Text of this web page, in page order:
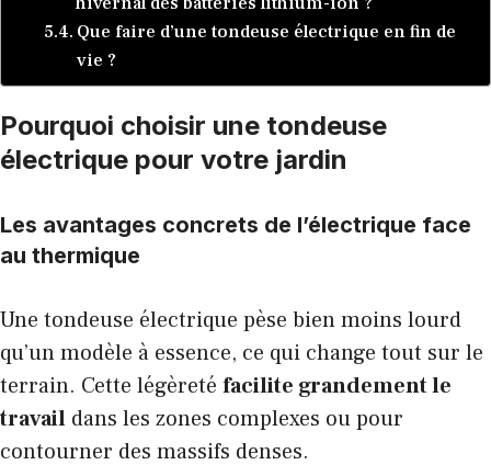
Que faire d’une tondeuse électrique en fin de
vie ?
Pourquoi choisir une tondeuse
électrique pour votre jardin
Les avantages concrets de l’électrique face
au thermique
Une tondeuse électrique pèse bien moins lourd
qu’un modèle à essence, ce qui change tout sur le
terrain. Cette légèreté facilite grandement le
travail dans les zones complexes ou pour
contourner des massifs denses.